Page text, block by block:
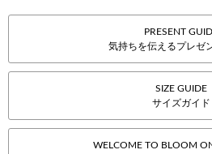
PRESENT
気持ちを伝えるプレゼ
SIZE GUIDE
サイズガイド
WELCOME TO BLOOM